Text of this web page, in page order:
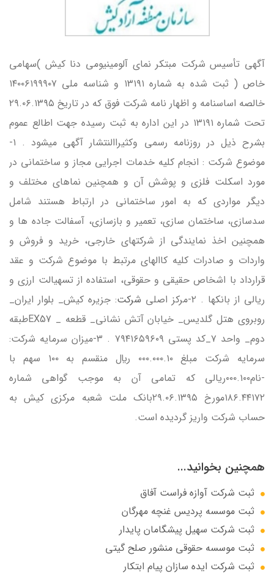
آگهي تأسيس شركت مبتكر نماي آلومينيومي دنا كيش )سهامي
خاص ( ثبت شده به شماره ۱۳۱۹۱ و شناسه ملي ۱۴۰۰۶۱۹۹۹۰۷
خالصه اساسنامه و اظهار نامه شركت فوق كه در تاريخ ۲۹.۰۶.۱۳۹۵
تحت شماره ۱۳۱۹۱ در اين اداره به ثبت رسيده جهت اطالع عموم
بشرح ذيل در روزنامه رسمي وكثيراالنتشار آگهي ميشود . ۱-
موضوع شركت : انجام كليه خدمات اجرايي مجاز و ساختماني در
مورد اسكلت فلزي و پوشش آن و همچنين نماهاي مختلف و
ديگر مواردي كه به امور ساختماني در ارتباط هستند شامل
سدسازي، ساختمان سازي، تعمير و بازسازي، آسفالت جاده ها و
همچنين اخذ نمايندگي از شركتهاي خارجي، خريد و فروش و
واردات و صادرات كليه كاالهاي مرتبط با موضوع شركت و عقد
قرارداد با اشخاص حقيقي و حقوقي، استفاده از تسهيالت ارزي و
ريالي از بانكها . ۲-مركز اصلي
شركت: جزيره كيش_ بلوار ايران_
روبروي هتل گلديس_ خيابان آتش نشاني_ قطعه _ EX57طبقه
دوم_ واحد ۷_كد پستي ۷۹۴۱۶۵۹۶۰۹ . ۳-ميزان سرمايه شركت:
سرمايه شركت مبلغ ۰۰۰.۰۰۰.۱۰ ريال منقسم به ۱۰۰ سهم با
-نام۰۰۰.۱۰۰ريالي كه تمامي آن به موجب گواهي شماره
۱۸۶.۴۴۱۷۲مورخ ۲۹.۰۶.۱۳۹۵بانک ملت شعبه مركزي كيش به
حساب شركت واريز گرديده است.
همچنین بخوانید...
ثبت شرکت آوازه فراست آفاق
ثبت موسسه پردیس غنچه مهرگان
ثبت شرکت سهيل پيشگامان پايدار
ثبت موسسه حقوقی منشور صلح گیتی
ثبت شرکت ایده سازان پیام ابتکار